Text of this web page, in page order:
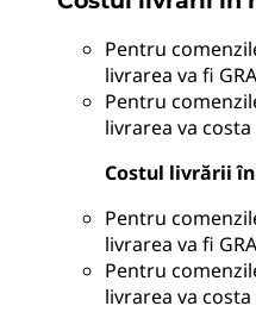
Pentru
livrarea va fi
Pentru
livrarea va costa
Costul livrării
Pentru
livrarea va fi
Pentru
livrarea va costa